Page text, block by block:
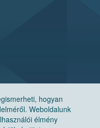
hogyan
Weboldalunk
élmény